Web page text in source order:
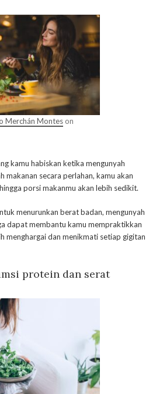
Merchán Montes on
kamu habiskan ketika mengunyah
makanan secara perlahan, kamu akan
porsi makanmu akan lebih sedikit.
menurunkan berat badan, mengunyah
dapat membantu kamu mempraktikkan
menghargai dan menikmati setiap gigitan
protein dan serat